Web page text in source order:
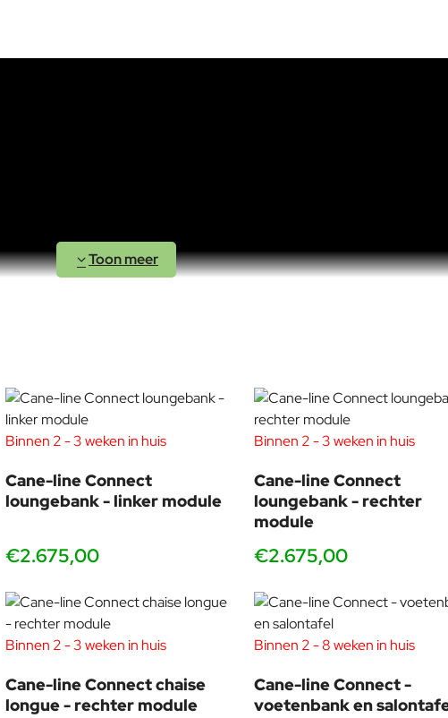
Binnen 2 - 3 weken in huis
Cane-line Connect
loungebank - linker module
€2.675,00
Binnen 2 - 3 weken in huis
Cane-line Connect
loungebank - rechter
module
€2.675,00
Binnen 2 - 3 weken in huis
Cane-line Connect chaise
longue - rechter module
Binnen 2 - 8 weken in huis
Cane-line Connect -
voetenbank en